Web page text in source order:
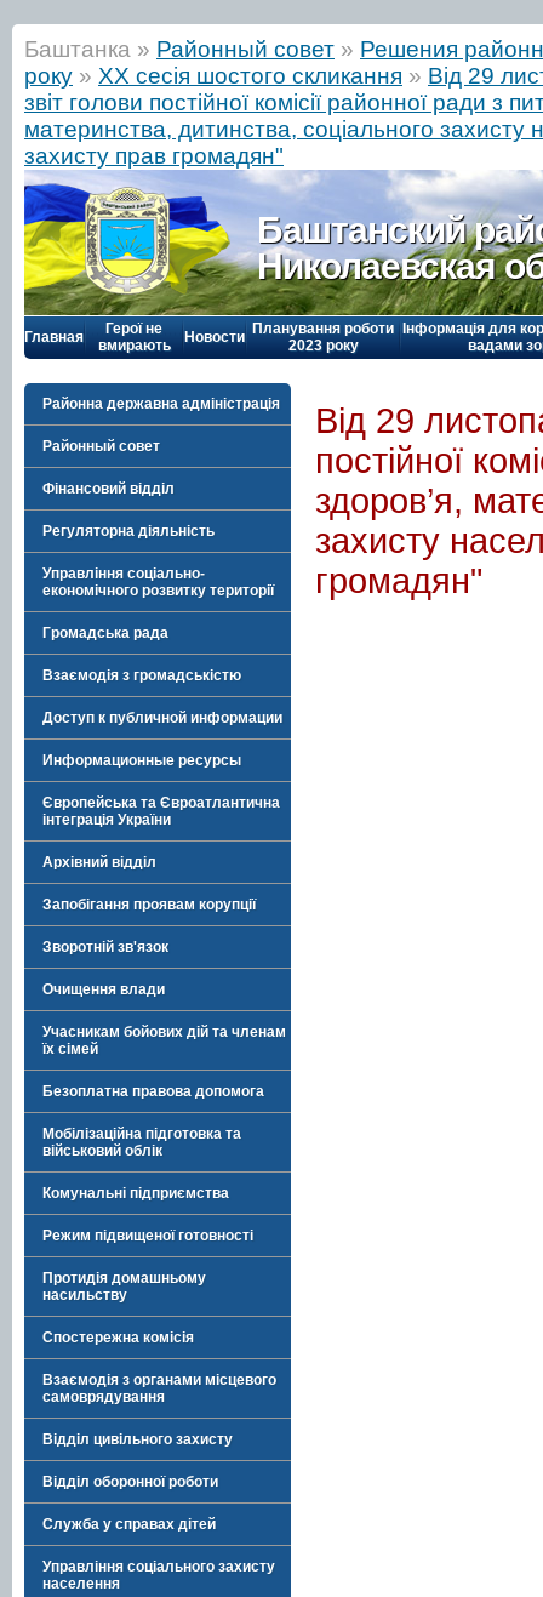
Баштанка » Районный совет » Решения
року » ХХ сесія шостого скликання » Від 29
звіт голови постійної комісії районної ради з
материнства, дитинства, соціального захисту
захисту прав громадян"
Баштанский
Николаевская
Главная
Герої не
вмирають
Новости Планування роботи
2023 року
Інформація для
вадами
Районна державна адміністрація
Районный совет
Фінансовий відділ
Регуляторна діяльність
Управління соціально-
економічного розвитку території
Громадська рада
Взаємодія з громадськістю
Доступ к публичной информации
Информационные ресурсы
Європейська та Євроатлантична
інтеграція України
Архівний відділ
Запобігання проявам корупції
Зворотній зв'язок
Очищення влади
Учасникам бойових дій та членам
їх сімей
Безоплатна правова допомога
Мобілізаційна підготовка та
військовий облік
Комунальні підприємства
Режим підвищеної готовності
Протидія домашньому
насильству
Спостережна комісія
Взаємодія з органами місцевого
самоврядування
Відділ цивільного захисту
Відділ оборонної роботи
Служба у справах дітей
Управління соціального захисту
населення
Від 29
постійної
здоров’я,
захисту
громадян"